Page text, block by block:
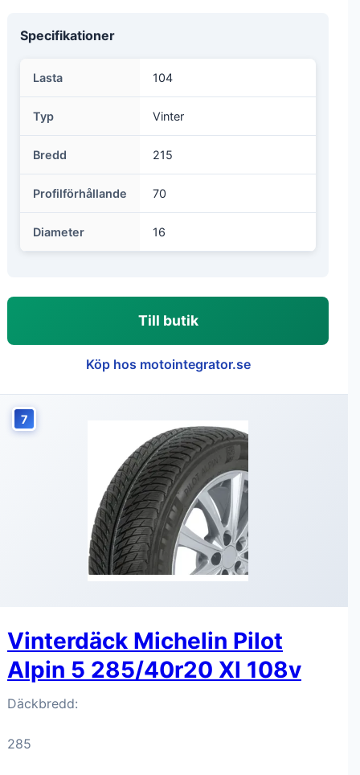
Specifikationer
Lasta 104
Typ Vinter
Bredd 215
Profilförhållande 70
Diameter 16
Till butik
Köp hos motointegrator.se
7
Vinterdäck Michelin Pilot
Alpin 5 285/40r20 Xl 108v
Däckbredd:
285